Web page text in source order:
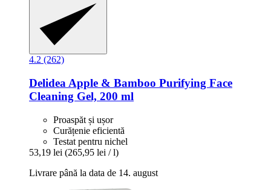
4.2 (262)
Delidea Apple & Bamboo Purifying Face
Cleaning Gel, 200 ml
Proaspăt și ușor
Curățenie eficientă
Testat pentru nichel
53,19 lei (265,95 lei / l)
Livrare până la data de 14. august